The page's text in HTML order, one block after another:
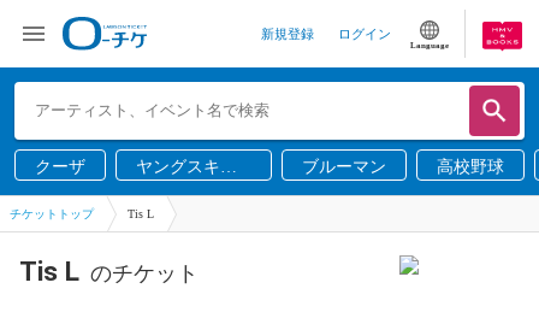
新規登録 ログイン
Language
クーザ
ヤングスキニ
ー
ブルーマン 高校野球
チケットトップ Tis L
Tis L のチケット